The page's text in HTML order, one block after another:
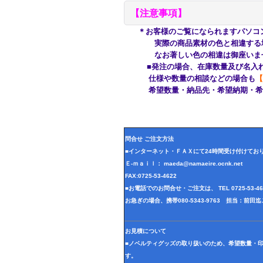
【注意事項】
＊お客様のご覧になられますパソ
実際の商品素材の色と相違する場
なお著しい色の相違は御座いませ
■発注の場合、在庫数量及び名入れ
仕様や数量の相談などの場合も
希望数量・納品先・希望納期・希
問合せ ご注文方法
■インターネット・ＦＡＸにて24時間受け付けてお
Ｅ-ｍａｉｌ： maeda@namaeire.ocnk.net
FAX:0725-53-4622
■お電話でのお問合せ・ご注文は、 TEL 0725-53-
お急ぎの場合、携帯080-5343-9763 担当：前田迄
お見積について
■ノベルティグッズの取り扱いのため、希望数量・
す。